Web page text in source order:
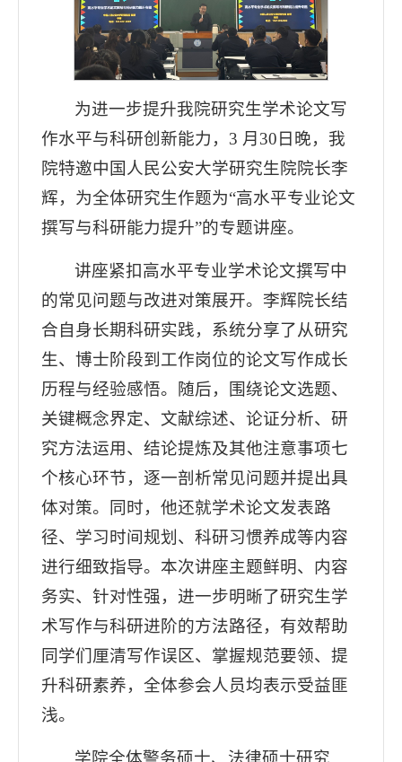
为进一步提升我院研究生学术论文写
作水平与科研创新能力，3 月30日晚，我
院特邀中国人民公安大学研究生院院长李
辉，为全体研究生作题为“高水平专业论文
撰写与科研能力提升”的专题讲座。
讲座紧扣高水平专业学术论文撰写中
的常见问题与改进对策展开。李辉院长结
合自身长期科研实践，系统分享了从研究
生、博士阶段到工作岗位的论文写作成长
历程与经验感悟。随后，围绕论文选题、
关键概念界定、文献综述、论证分析、研
究方法运用、结论提炼及其他注意事项七
个核心环节，逐一剖析常见问题并提出具
体对策。同时，他还就学术论文发表路
径、学习时间规划、科研习惯养成等内容
进行细致指导。本次讲座主题鲜明、内容
务实、针对性强，进一步明晰了研究生学
术写作与科研进阶的方法路径，有效帮助
同学们厘清写作误区、掌握规范要领、提
升科研素养，全体参会人员均表示受益匪
浅。
学院全体警务硕士、法律硕士研究